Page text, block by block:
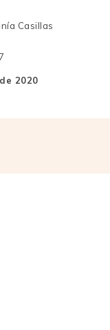
Casillas
2020